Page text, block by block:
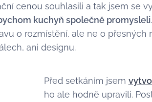
cenou souhlasili a tak jsem se
kuchyň společně promysleli
o rozmístění, ale ne o přesných
ani designu.
Před setkáním jsem
ho ale hodně upravili.